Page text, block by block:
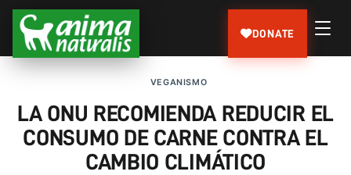
DONATE
VEGANISMO
LA ONU RECOMIENDA REDUCIR EL
CONSUMO DE CARNE CONTRA EL
CAMBIO CLIMÁTICO